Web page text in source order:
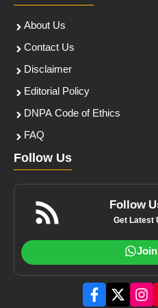
About Us
Contact Us
Disclaimer
Editorial Policy
DNPA Code of Ethics
FAQ
Follow Us
Follow
Get Latest